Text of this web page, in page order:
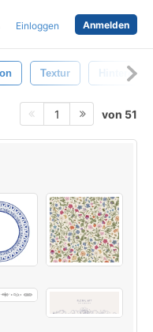
Einloggen Anmelden
Textur
1 von 51